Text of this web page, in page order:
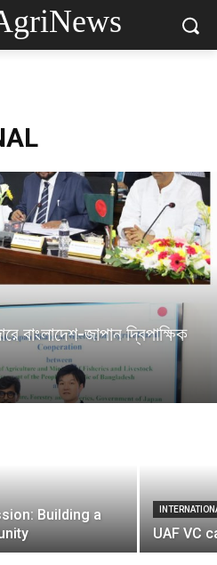
বাংলাদেশ-জাপান দ্বিপাক্ষিক
Building a
UAF VC